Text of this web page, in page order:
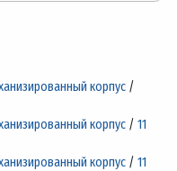
корпус /
корпус /11
корпус /11